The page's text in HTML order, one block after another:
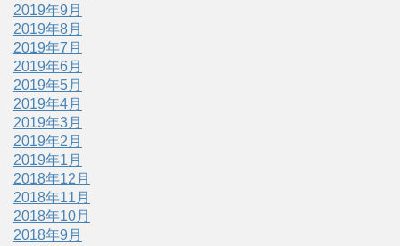
2019年9月
2019年8月
2019年7月
2019年6月
2019年5月
2019年4月
2019年3月
2019年2月
2019年1月
2018年12月
2018年11月
2018年10月
2018年9月